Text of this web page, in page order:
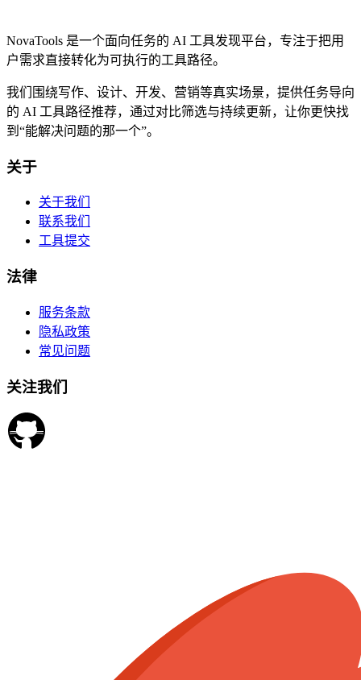
NovaTools 是一个面向任务的 AI 工具发现平台，专注于把用
户需求直接转化为可执行的工具路径。
我们围绕写作、设计、开发、营销等真实场景，提供任务导向
的 AI 工具路径推荐，通过对比筛选与持续更新，让你更快找
到“能解决问题的那一个”。
关于
关于我们
联系我们
工具提交
法律
服务条款
隐私政策
常见问题
关注我们